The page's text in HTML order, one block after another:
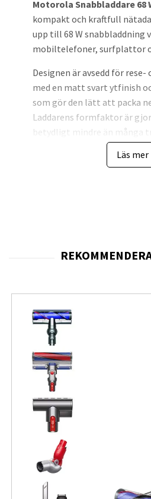
Motorola Snabbladdare 68
kompakt och kraftfull
upp till 68 W snabbladdning
mobiltelefoner, surfplattor
Designen är avsedd för rese-
med en matt svart ytfinish
som gör den lätt att packa
Laddarens formfaktor är
betydligt mindre än många
laddare tack vare modern
Byggkvaliteten kombinerar
robusthet och
Power Delivery (PD) för
strömstyrning samt GaN-
vilket ger hög effektivitet
Laddaren kommunicerar
för att leverera optimal
68 W.
Funktionellt erbjuder enheten
utgång, universell AC-ingång
medföljande högströmkabel
avsedd att hantera full effekt.
Säkerhetsfunktioner från
mot överhettning,
kortslutning för trygg daglig
Läs mer